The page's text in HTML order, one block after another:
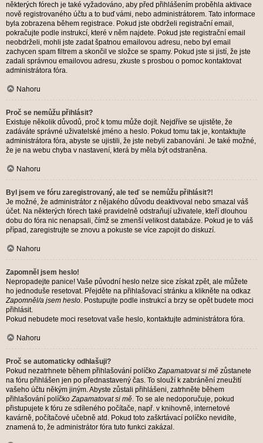
některých fórech je také vyžadováno, aby před přihlášením proběhla aktivace
nově registrovaného účtu a to buď vámi, nebo administrátorem. Tato informace
byla zobrazena během registrace. Pokud jste obdrželi registrační email,
pokračujte podle instrukcí, které v něm najdete. Pokud jste registrační email
neobdrželi, mohli jste zadat špatnou emailovou adresu, nebo byl email
zachycen spam filtrem a skončil ve složce se spamy. Pokud jste si jistí, že jste
zadali správnou emailovou adresu, zkuste s prosbou o pomoc kontaktovat
administrátora fóra.
Nahoru
Proč se nemůžu přihlásit?
Existuje několik důvodů, proč k tomu může dojít. Nejdříve se ujistěte, že
zadáváte správné uživatelské jméno a heslo. Pokud tomu tak je, kontaktujte
administrátora fóra, abyste se ujistili, že jste nebyli zabanováni. Je také možné,
že je na webu chyba v nastavení, která by měla být odstraněna.
Nahoru
Byl jsem ve fóru zaregistrovaný, ale teď se nemůžu přihlásit?!
Je možné, že administrátor z nějakého důvodu deaktivoval nebo smazal váš
účet. Na některých fórech také pravidelně odstraňují uživatele, kteří dlouhou
dobu do fóra nic nenapsali, čímž se zmenší velikost databáze. Pokud je to váš
případ, zaregistrujte se znovu a pokuste se více zapojit do diskuzí.
Nahoru
Zapomněl jsem heslo!
Nepropadejte panice! Vaše původní heslo nelze sice získat zpět, ale můžete
ho jednoduše resetovat. Přejděte na přihlašovací stránku a klikněte na odkaz
Zapomněl/a jsem heslo. Postupujte podle instrukcí a brzy se opět budete moci
přihlásit.
Pokud nebudete moci resetovat vaše heslo, kontaktujte administrátora fóra.
Nahoru
Proč se automaticky odhlašuji?
Pokud nezatrhnete během přihlašování políčkoZapamatovat si mě zůstanete
na fóru přihlášen jen po přednastavený čas. To slouží k zabránění zneužití
vašeho účtu někým jiným. Abyste zůstali přihlášeni, zatrhněte během
přihlašování políčkoZapamatovat si mě. To se ale nedoporučuje, pokud
přistupujete k fóru ze sdíleného počítače, např. v knihovně, internetové
kavárně, počítačové učebně atd. Pokud toto zaškrtávací políčko nevidíte,
znamená to, že administrátor fóra tuto funkci zakázal.